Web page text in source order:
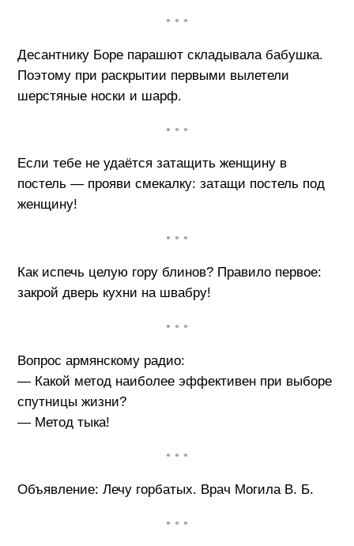
• • •
Десантнику Боре парашют складывала бабушка.
Поэтому при раскрытии первыми вылетели
шерстяные носки и шарф.
• • •
Если тебе не удаётся затащить женщину в
постель — прояви смекалку: затащи постель под
женщину!
• • •
Как испечь целую гору блинов? Правило первое:
закрой дверь кухни на швабру!
• • •
Вопрос армянскому радио:
— Какой метод наиболее эффективен при выборе
спутницы жизни?
— Метод тыка!
• • •
Объявление: Лечу горбатых. Врач Могила В. Б.
• • •